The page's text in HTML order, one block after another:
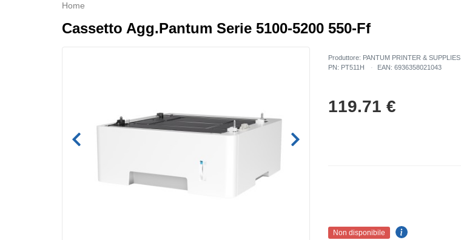
Home
Cassetto Agg.Pantum Serie 5100-5200 550-Ff
Produttore: PANTUM PRINTER & SUPPLIES
PN: PT511H
EAN: 6936358021043
119.71 €
Non disponibile